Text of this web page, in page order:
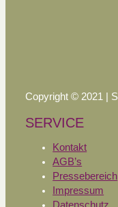
Copyright © 2021 |
SERVICE
Kontakt
AGB’s
Pressebereich
Impressum